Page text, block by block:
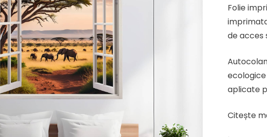
Folie
de acces
aplicate
Citește